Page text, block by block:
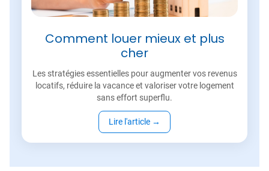
Comment louer mieux et plus
cher
Les stratégies essentielles pour augmenter vos revenus
locatifs, réduire la vacance et valoriser votre logement
sans effort superflu.
Lire l'article →